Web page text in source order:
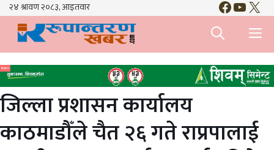
Skip
content
X
विज्ञापन
जिल्ला प्रशासन कार्यालय
काठमाडौँले चैत २६ गते राप्रपालाई